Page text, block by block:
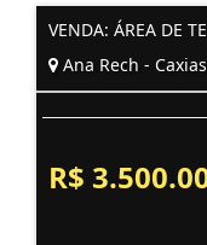
VENDA: ÁREA DE
Ana Rech -
R$